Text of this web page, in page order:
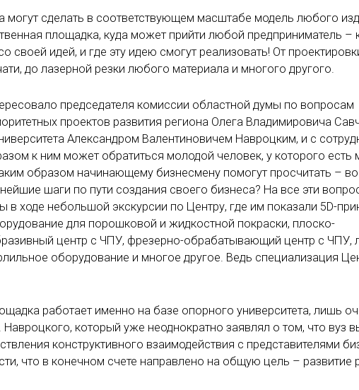
сделать в соответствующем масштабе модель любого
площадка, куда может прийти любой предприниматель –
идей, и где эту идею смогут реализовать! От
до лазерной резки любого материала и многого другого.
председателя комиссии областной думы по вопросам
проектов развития региона Олега Владимировича
Александром Валентиновичем Навроцким, и с
к ним может обратиться молодой человек, у которого есть
образом начинающему бизнесмену помогут просчитать –
шаги по пути создания своего бизнеса? На все эти
в ходе небольшой экскурсии по Центру, где им показали 5D-
для порошковой и жидкостной покраски, плоско-
центр с ЧПУ, фрезерно-обрабатывающий центр с ЧПУ,
оборудование и многое другое. Ведь специализация
работает именно на базе опорного университета, лишь
который уже неоднократно заявлял о том, что вуз
конструктивного взаимодействия с представителями
что в конечном счете направлено на общую цель – развитие